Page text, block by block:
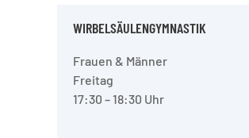
WIRBELSÄULENGYMNASTIK
Frauen & Männer
Freitag
17:30 – 18:30 Uhr